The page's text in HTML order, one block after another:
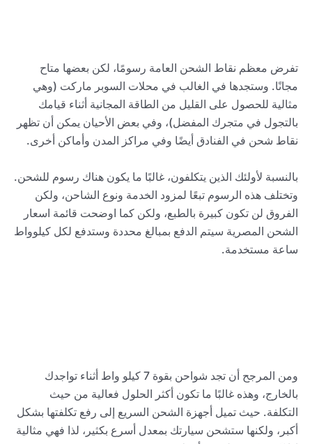
تفرض معظم نقاط الشحن العامة رسومًا، لكن بعضها متاح
مجانًا. وستجدها في الغالب في محلات السوبر ماركت (وهي
مثالية للحصول على القليل من الطاقة المجانية أثناء قيامك
بالتجول في متجرك المفضل)، وفي بعض الأحيان يمكن أن تظهر
نقاط شحن في الفنادق أيضًا وفي مراكز المدن وأماكن أخرى.
بالنسبة لأولئك الذين يتكلفون، غالبًا ما يكون هناك رسوم للشحن.
وتختلف هذه الرسوم تبعًا لمزود الخدمة ونوع الشاحن، ولكن
الفروق لن تكون كبيرة بالطبع، ولكن كما اوضحت قائمة اسعار
الشحن المصرية سيتم الدفع بمبالغ محددة وستدفع لكل كيلوواط
ساعة مستخدمة.
ومن المرجح أن تجد شواحن بقوة 7 كيلو واط أثناء تواجدك
بالخارج، وهذه غالبًا ما تكون أكثر الحلول فعالية من حيث
التكلفة. حيث تميل أجهزة الشحن السريع إلى رفع تكلفتها بشكل
أكبر، ولكنها ستشحن سيارتك بمعدل أسرع بكثير، لذا فهي مثالية